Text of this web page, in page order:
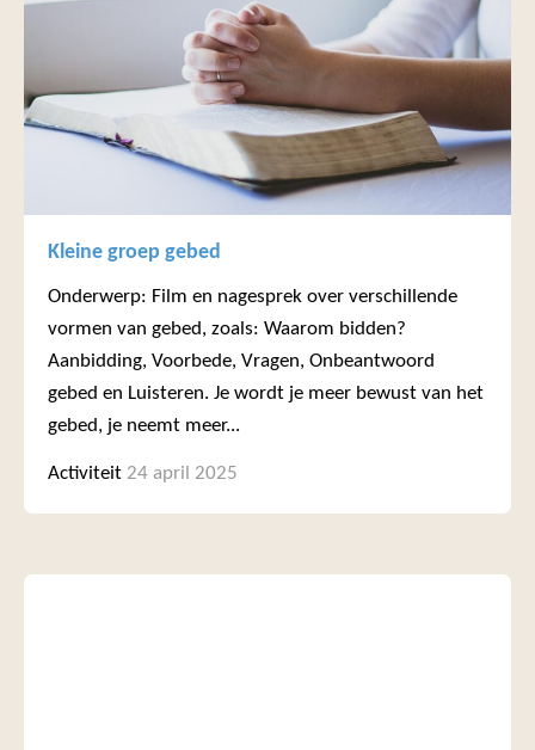
Kleine groep gebed
Onderwerp: Film en nagesprek over verschillende
vormen van gebed, zoals: Waarom bidden?
Aanbidding, Voorbede, Vragen, Onbeantwoord
gebed en Luisteren. Je wordt je meer bewust van het
gebed, je neemt meer...
Activiteit 24 april 2025